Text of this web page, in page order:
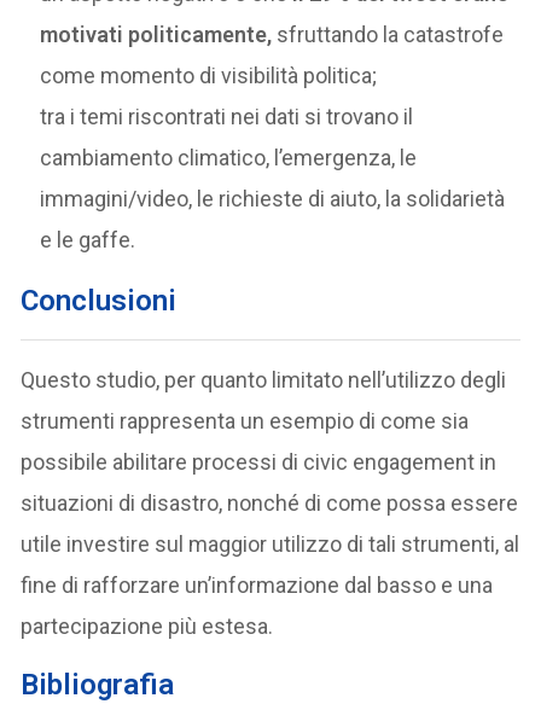
motivati politicamente, sfruttando la catastrofe
come momento di visibilità politica;
tra i temi riscontrati nei dati si trovano il
cambiamento climatico, l’emergenza, le
immagini/video, le richieste di aiuto, la solidarietà
e le gaffe.
Conclusioni
Questo studio, per quanto limitato nell’utilizzo degli
strumenti rappresenta un esempio di come sia
possibile abilitare processi di civic engagement in
situazioni di disastro, nonché di come possa essere
utile investire sul maggior utilizzo di tali strumenti, al
fine di rafforzare un’informazione dal basso e una
partecipazione più estesa.
Bibliografia